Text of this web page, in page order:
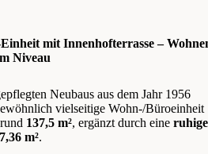
mit Innenhofterrasse –
Niveau
Neubaus aus dem Jahr 1956
vielseitige Wohn-/Büroeinheit
137,5 m², ergänzt durch eine ruhige
m².